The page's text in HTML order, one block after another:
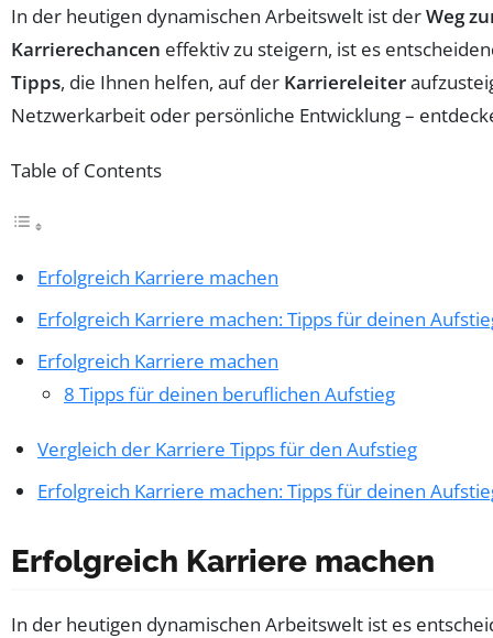
In der heutigen dynamischen Arbeitswelt ist derWeg
Karrierechancen effektiv zu steigern, ist es
Tipps, die Ihnen helfen, auf der Karriereleiter
Netzwerkarbeit oder persönliche Entwicklung –
Table of Contents
Erfolgreich Karriere machen
Erfolgreich Karriere machen: Tipps für deinen
Erfolgreich Karriere machen
8 Tipps für deinen beruflichen Aufstieg
Vergleich der Karriere Tipps für den Aufstieg
Erfolgreich Karriere machen: Tipps für deinen
Erfolgreich Karriere machen
In der heutigen dynamischen Arbeitswelt ist es